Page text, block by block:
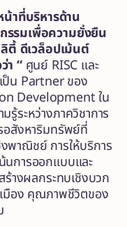
าที่บริหารด้าน
รมเพื่อความยั่งยืน
ตี้ ดีเวล็อปเม้นต์
า “ ศูนย์ RISC และ
ป็น Partner ของ
Development ใน
ระหว่างภาควิชาการ
อสังหาริมทรัพย์ที่
าณิชย์ การให้บริการ
การออกแบบและ
างผลกระทบเชิงบวก
มือง คุณภาพชีวิตของ